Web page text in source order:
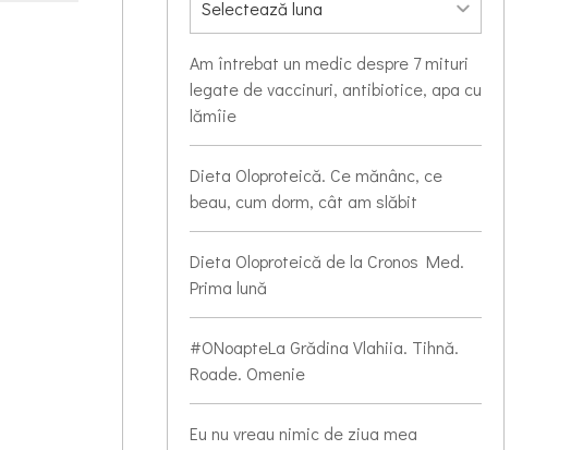
Am întrebat un medic despre 7 mituri
legate de vaccinuri, antibiotice, apa cu
lămîie
Dieta Oloproteică. Ce mănânc, ce
beau, cum dorm, cât am slăbit
Dieta Oloproteică de la Cronos Med.
Prima lună
#ONoapteLa Grădina Vlahiia. Tihnă.
Roade. Omenie
Eu nu vreau nimic de ziua mea